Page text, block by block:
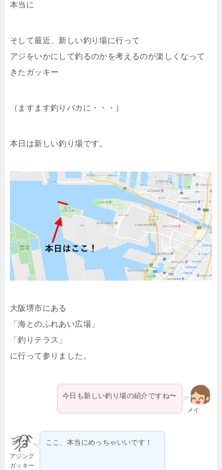
本当に
そして最近、新しい釣り場に行って
アジをいかにして釣るのかを考えるのが楽しくなって
きたガッキー
（ますます釣りバカに・・・）
本日は新しい釣り場です。
大阪堺市にある
「海とのふれあい広場」
「釣りテラス」
に行って参りました。
メイ
今日も新しい釣り場の紹介ですね〜
アジング
ガッキー
ここ、本当にめっちゃいいです！